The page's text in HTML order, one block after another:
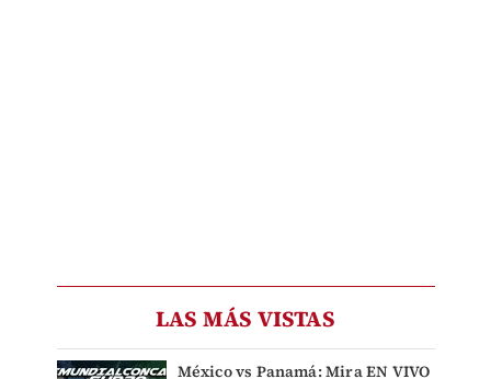
LAS MÁS VISTAS
México vs Panamá: Mira EN VIVO